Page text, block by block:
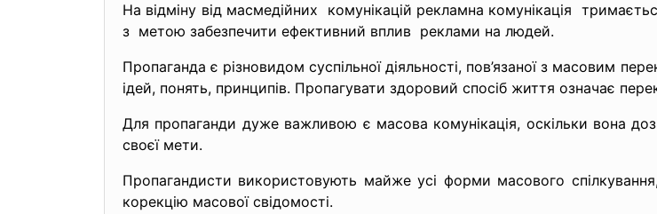
На відміну від масмедійних комунікацій рекламна комунікація
з метою забезпечити ефективний вплив реклами на людей.
Пропаганда є різновидом суспільної діяльності, пов’язаної з масовим
ідей, понять, принципів. Пропагувати здоровий спосіб життя означає
Для пропаганди дуже важливою є масова комунікація, оскільки вона
своєї мети.
Пропагандисти використовують майже усі форми масового
корекцію масової свідомості.